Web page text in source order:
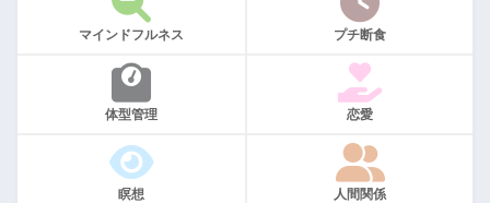
マインドフルネス プチ断食
体型管理 恋愛
瞑想 人間関係